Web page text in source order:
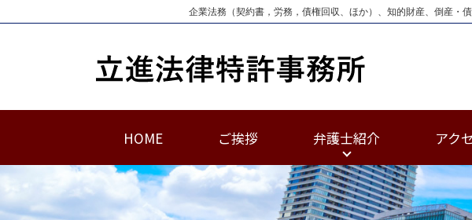
企業法務（契約書，労務，債権回収、ほか）、知的財産、倒産・
HOME ご挨拶 弁護士紹介 アク